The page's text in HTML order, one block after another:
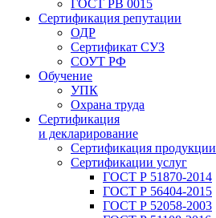
ГОСТ РВ 0015
Сертификация репутации
ОДР
Сертификат СУЗ
СОУТ РФ
Обучение
УПК
Охрана труда
Сертификация
и декларирование
Сертификация продукции
Сертификации услуг
ГОСТ Р 51870-2014
ГОСТ Р 56404-2015
ГОСТ Р 52058-2003